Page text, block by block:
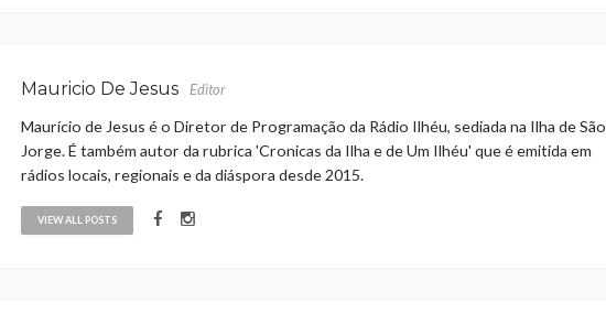
Mauricio De Jesus Editor
Maurício de Jesus é o Diretor de Programação da Rádio Ilhéu, sediada na Ilha de São
Jorge. É também autor da rubrica 'Cronicas da Ilha e de Um Ilhéu' que é emitida em
rádios locais, regionais e da diáspora desde 2015.
VIEW ALL POSTS